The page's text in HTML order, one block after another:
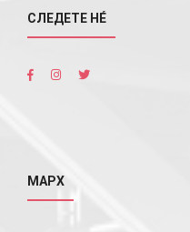
СЛЕДЕТЕ НÉ
МАРХ